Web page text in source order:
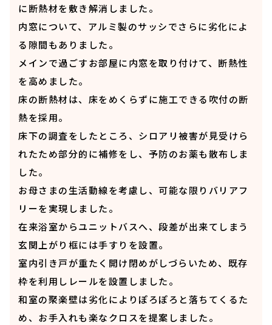
に断熱材を敷き解消しました。
内窓について、アルミ製のサッシでさらに劣化によ
る隙間もありました。
メインで過ごすお部屋に内窓を取り付けて、断熱性
を高めました。
床の断熱材は、床をめくらずに施工できる吹付の断
熱を採用。
床下の調査をしたところ、シロアリ被害が見受けら
れたため部分的に補修をし、予防のお薬も散布しま
した。
お母さまの生活動線を考慮し、可能な限りバリアフ
リーを実現しました。
在来浴室からユニットバスへ、段差が出来てしまう
玄関上がり框には手すりを設置。
室内引き戸が重たく開け閉めがしづらいため、既存
枠を利用しレールを設置しました。
和室の聚楽壁は劣化によりぽろぽろと落ちてくるた
め、お手入れも楽なクロスを提案しました。